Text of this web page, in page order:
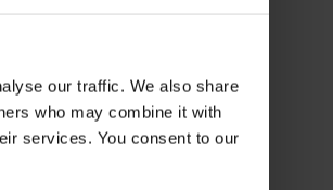
our traffic. We also share
who may combine it with
services. You consent to our
Rivière Blanche
Joseph